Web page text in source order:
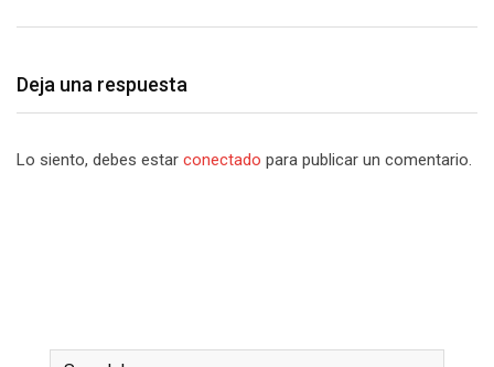
Deja una respuesta
Lo siento, debes estar conectado para publicar un comentario.